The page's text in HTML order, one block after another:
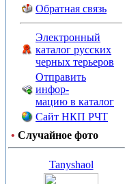
Обратная связь
Электронный
каталог русских
черных терьеров
Отправить
инфор-
мацию в каталог
Сайт НКП РЧТ
• Случайное фото
Tanyshaol